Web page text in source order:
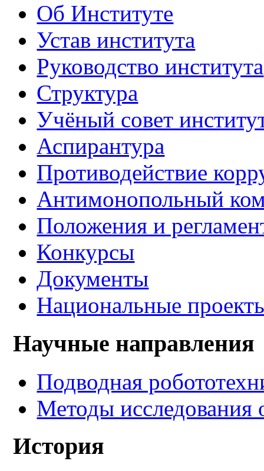
Об Институте
Устав института
Руководство института
Структура
Учёный совет
Аспирантура
Противодействие
Антимонопольный
Положения и
Конкурсы
Документы
Национальные
Научные направления
Подводная
Методы исследования
История